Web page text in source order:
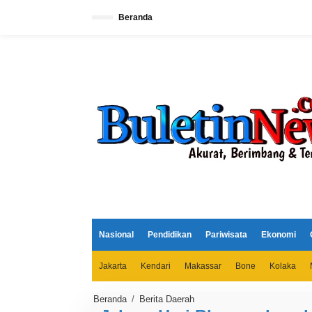
Beranda
Nasional Pendidikan Pariwisata Ekonomi
Jakarta Kendari Makassar Bone Kolaka
Beranda / Berita Daerah
e